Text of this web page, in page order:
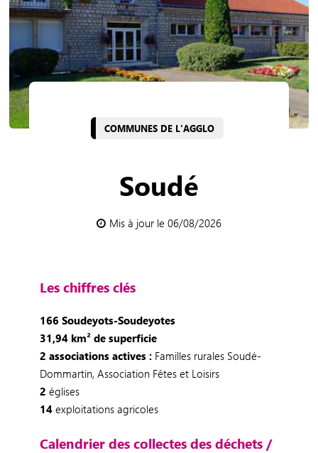
COMMUNES DE L'AGGLO
Soudé
Mis à jour le 06/08/2026
Les chiffres clés
166 Soudeyots-Soudeyotes
31,94 km² de superficie
2 associations actives : Familles rurales Soudé-
Dommartin, Association Fêtes et Loisirs
2 églises
14exploitations agricoles
Calendrier des collectes des déchets /